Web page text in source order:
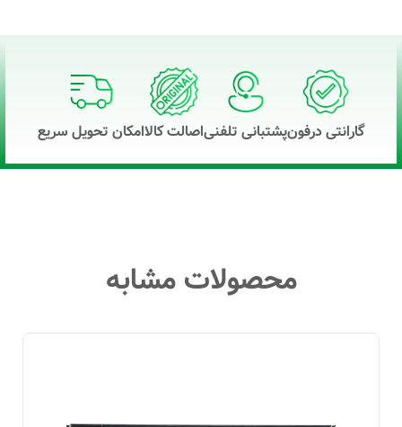
گارانتی درفونپشتبانی تلفنیاصالت کالاامکان تحویل سریع
محصولات مشابه